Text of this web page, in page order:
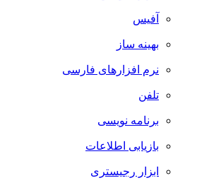
آفیس
بهینه ساز
نرم افزارهای فارسی
تلفن
برنامه نویسی
بازیابی اطلاعات
ابزار رجیستری